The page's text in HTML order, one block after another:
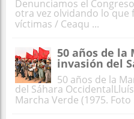
Denunciamos el
otra vez olvidando lo que
víctimas / Ceaqu ...
50 años de la
invasión del
50 años de la
del Sáhara
Marcha Verde (1975. Foto